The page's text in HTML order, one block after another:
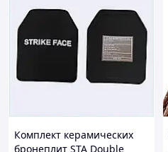
Комплект керамических
бронеплит STA Double